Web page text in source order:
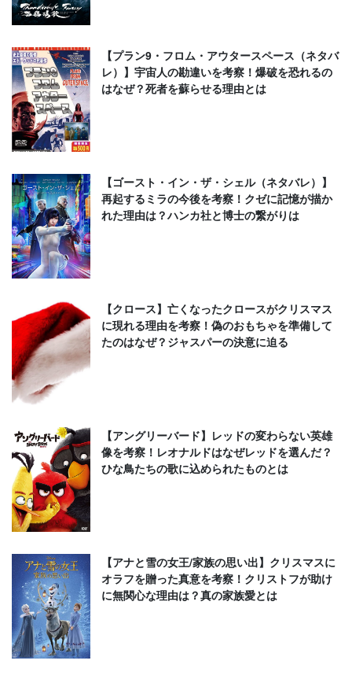
【プラン9・フロム・アウタースペース（ネタバ
レ）】宇宙人の勘違いを考察！爆破を恐れるの
はなぜ？死者を蘇らせる理由とは
【ゴースト・イン・ザ・シェル（ネタバレ）】
再起するミラの今後を考察！クゼに記憶が描か
れた理由は？ハンカ社と博士の繋がりは
【クロース】亡くなったクロースがクリスマス
に現れる理由を考察！偽のおもちゃを準備して
たのはなぜ？ジャスパーの決意に迫る
【アングリーバード】レッドの変わらない英雄
像を考察！レオナルドはなぜレッドを選んだ？
ひな鳥たちの歌に込められたものとは
【アナと雪の女王/家族の思い出】クリスマスに
オラフを贈った真意を考察！クリストフが助け
に無関心な理由は？真の家族愛とは